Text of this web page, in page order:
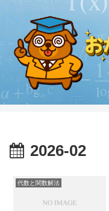
2026-02
代数と関数解法